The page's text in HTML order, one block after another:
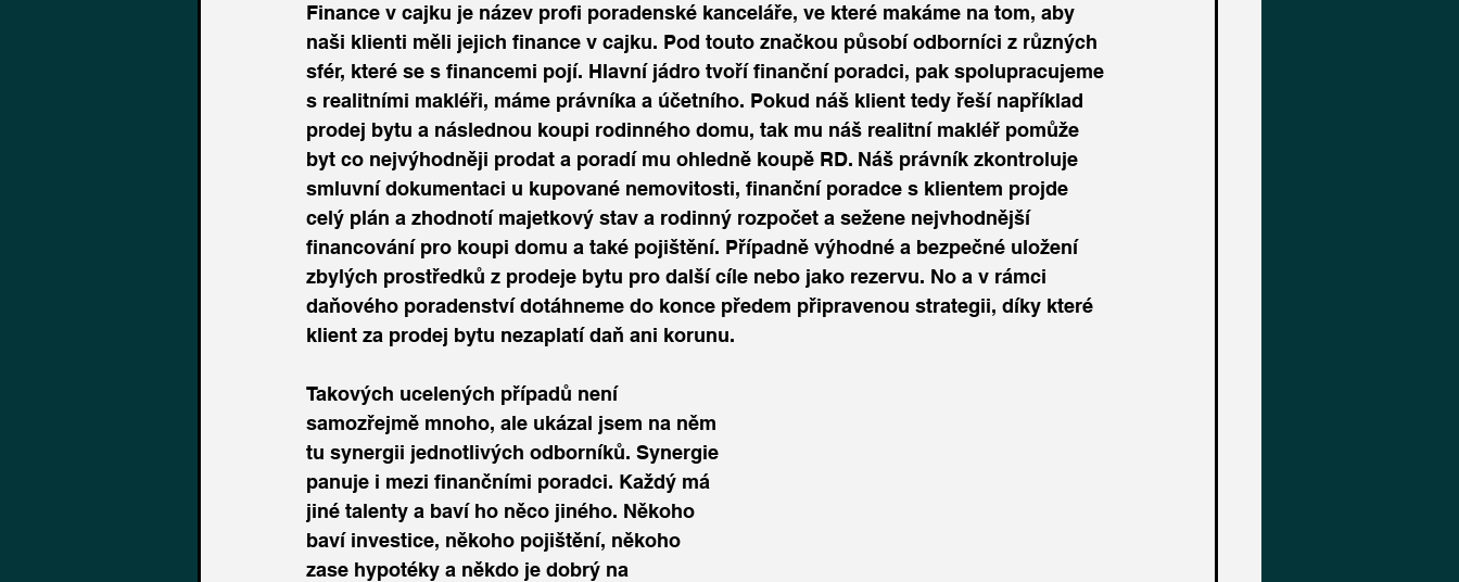
Finance v cajku je název profi poradenské kanceláře, ve které makáme na tom, aby
naši klienti měli jejich finance v cajku. Pod touto značkou působí odborníci z různých
sfér, které se s financemi pojí. Hlavní jádro tvoří finanční poradci, pak spolupracujeme
s realitními makléři, máme právníka a účetního. Pokud náš klient tedy řeší například
prodej bytu a následnou koupi rodinného domu, tak mu náš realitní makléř pomůže
byt co nejvýhodněji prodat a poradí mu ohledně koupě RD. Náš právník zkontroluje
smluvní dokumentaci u kupované nemovitosti, finanční poradce s klientem projde
celý plán a zhodnotí majetkový stav a rodinný rozpočet a sežene nejvhodnější
financování pro koupi domu a také pojištění. Případně výhodné a bezpečné uložení
zbylých prostředků z prodeje bytu pro další cíle nebo jako rezervu. No a v rámci
daňového poradenství dotáhneme do konce předem připravenou strategii, díky které
klient za prodej bytu nezaplatí daň ani korunu.
Takových ucelených případů není
samozřejmě mnoho, ale ukázal jsem na něm
tu synergii jednotlivých odborníků. Synergie
panuje i mezi finančními poradci. Každý má
jiné talenty a baví ho něco jiného. Někoho
baví investice, někoho pojištění, někoho
zase hypotéky a někdo je dobrý na